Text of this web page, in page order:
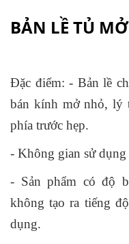
BẢN LỀ TỦ
Đặc điểm: - Bản lề
bán kính mở nhỏ, lý
phía trước hẹp.
- Không gian sử
- Sản phẩm có độ
không tạo ra tiếng
dụng.